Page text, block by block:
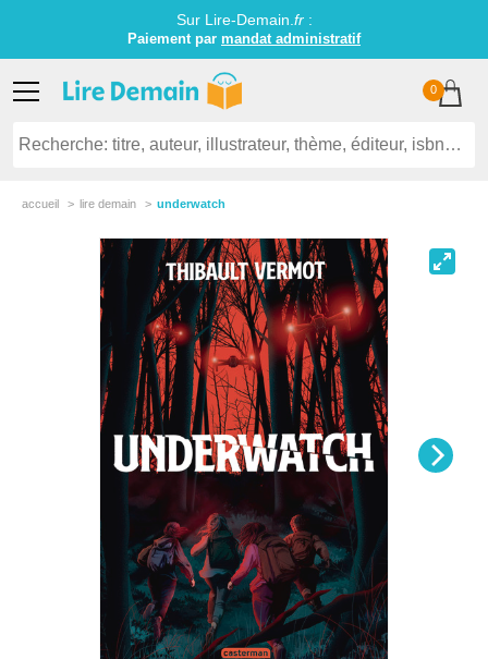
Sur Lire-Demain. fr:
Paiement par mandat administratif
0
accueil lire demain underwatch